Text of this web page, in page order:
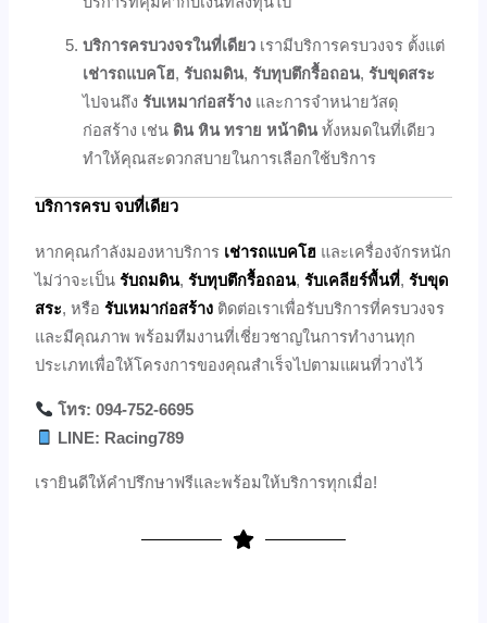
บริการครบวงจรในที่เดียว เรามีบริการครบวงจร ตั้งแต่
เช่ารถแบคโฮ,รับถมดิน,รับทุบตึกรื้อถอน,รับขุดสระ
ไปจนถึงรับเหมาก่อสร้าง และการจำหน่ายวัสดุ
ก่อสร้าง เช่น ดิน หิน ทราย หน้าดินทั้งหมดในที่เดียว
ทำให้คุณสะดวกสบายในการเลือกใช้บริการ
บริการครบ จบที่เดียว
หากคุณกำลังมองหาบริการ เช่ารถแบคโฮ และเครื่องจักรหนัก
ไม่ว่าจะเป็นรับถมดิน,รับทุบตึกรื้อถอน, รับเคลียร์พื้นที่,รับขุด
สระ, หรือรับเหมาก่อสร้าง ติดต่อเราเพื่อรับบริการที่ครบวงจร
และมีคุณภาพ พร้อมทีมงานที่เชี่ยวชาญในการทำงานทุก
ประเภทเพื่อให้โครงการของคุณสำเร็จไปตามแผนที่วางไว้
โทร: 094-752-6695
LINE: Racing789
เรายินดีให้คำปรึกษาฟรีและพร้อมให้บริการทุกเมื่อ!